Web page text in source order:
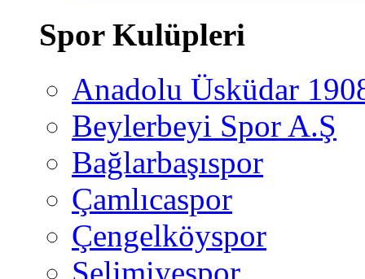
Spor Kulüpleri
Anadolu Üsküdar
Beylerbeyi Spor A.Ş
Bağlarbaşıspor
Çamlıcaspor
Çengelköyspor
Selimiyespor